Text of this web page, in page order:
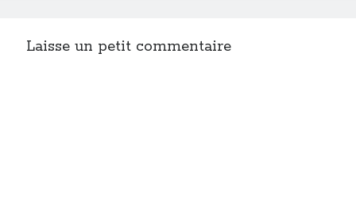
Laisse un petit commentaire